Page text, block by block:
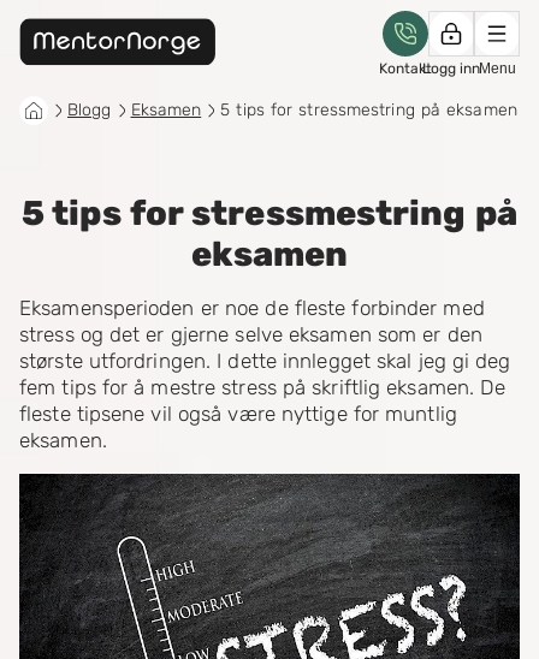
Logg innMenu
Kontakt
Blogg Eksamen 5 tips for stressmestring på eksamen
5 tips for stressmestring på
eksamen
Eksamensperioden er noe de fleste forbinder med
stress og det er gjerne selve eksamen som er den
største utfordringen. I dette innlegget skal jeg gi deg
fem tips for å mestre stress på skriftlig eksamen. De
fleste tipsene vil også være nyttige for muntlig
eksamen.